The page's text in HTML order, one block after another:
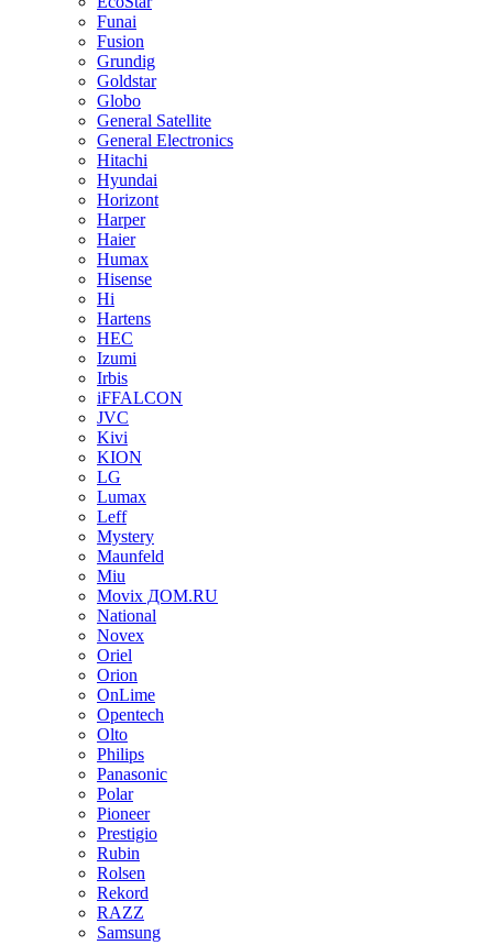
Funai
Fusion
Grundig
Goldstar
Globo
General Satellite
General Electronics
Hitachi
Hyundai
Horizont
Harper
Haier
Humax
Hisense
Hi
Hartens
HEC
Izumi
Irbis
iFFALCON
JVC
Kivi
KION
LG
Lumax
Leff
Mystery
Maunfeld
Miu
Movix ДОМ.RU
National
Novex
Oriel
Orion
OnLime
Opentech
Olto
Philips
Panasonic
Polar
Pioneer
Prestigio
Rubin
Rolsen
Rekord
RAZZ
Samsung